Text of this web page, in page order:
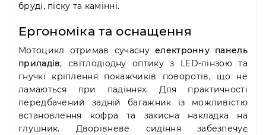
бруді, піску та камінні.
Ергономіка та оснащення
Мотоцикл отримав сучаснуелектронну панель
приладів, світлодіодну оптику з LED-лінзою та
гнучкі кріплення покажчиків поворотів, що не
ламаються при падіннях. Для практичності
передбачений задній багажник із можливістю
встановлення кофра та захисна накладка на
глушник. Дворівневе сидіння забезпечує